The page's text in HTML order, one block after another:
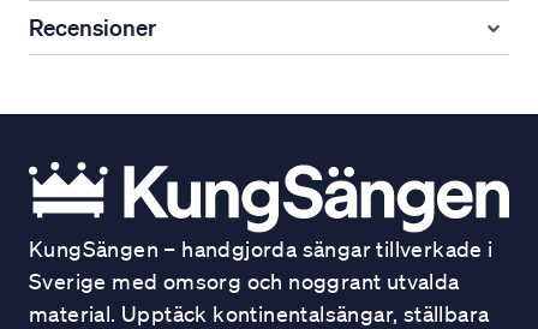
Recensioner
KungSängen – handgjorda sängar tillverkade i
Sverige med omsorg och noggrant utvalda
material. Upptäck kontinentalsängar, ställbara